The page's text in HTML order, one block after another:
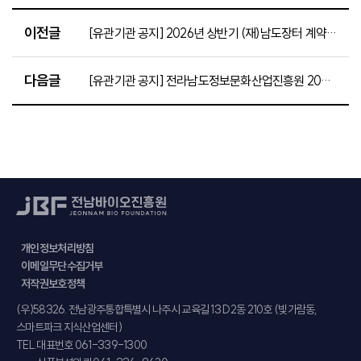
이전글 [유관기관 공지] 2026년 상반기 (재)남도장터 계약직 직원 채용 공고
다음글 [유관기관 공지] 전라남도정보문화산업진흥원 2026년 제2차 계약직원 채용 재공고(~5.27.)
개인정보처리방침
이메일무단수집거부
저작권보호정책
주소
(우)58326. 전남광주통합특별시 나주시 교육길 13 D2동 210호 (빛가람동,
스마트파크 지식산업센터)
TEL.대표번호 061-339-1300